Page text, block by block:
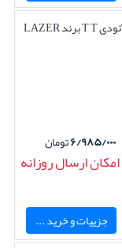
قفل فرمان آئودی T T برند LAZER
۶/۹۸۵/۰۰۰تومان
امکان ارسال روزانه
جزییات و خرید ...